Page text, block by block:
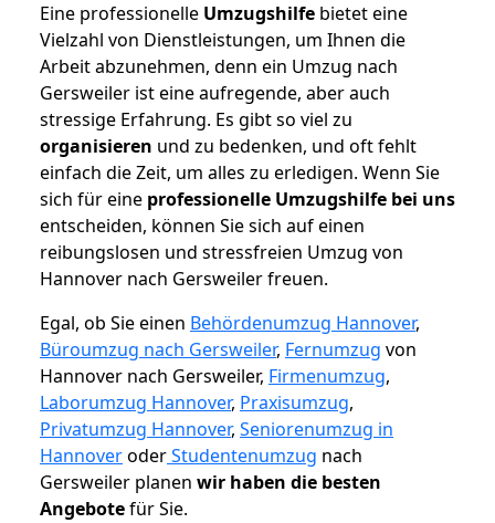
Eine professionelle Umzugshilfe bietet eine
Vielzahl von Dienstleistungen, um Ihnen die
Arbeit abzunehmen, denn ein Umzug nach
Gersweiler ist eine aufregende, aber auch
stressige Erfahrung. Es gibt so viel zu
organisieren und zu bedenken, und oft fehlt
einfach die Zeit, um alles zu erledigen. Wenn Sie
sich für eine professionelle Umzugshilfe bei uns
entscheiden, können Sie sich auf einen
reibungslosen und stressfreien Umzug von
Hannover nach Gersweiler freuen.
Egal, ob Sie einen Behördenumzug Hannover,
Büroumzug nach Gersweiler, Fernumzug von
Hannover nach Gersweiler, Firmenumzug,
Laborumzug Hannover, Praxisumzug,
Privatumzug Hannover, Seniorenumzug in
HannoveroderStudentenumzug nach
Gersweiler planen wir haben die besten
Angebotefür Sie.